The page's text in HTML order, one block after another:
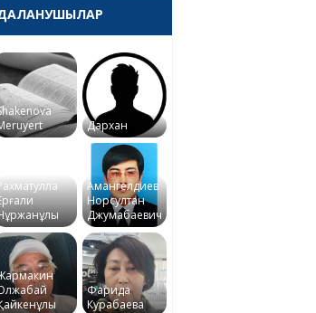
Дархан
Амангелдиев
Норсултан
Джумабаевич
Фарида
Курабаева